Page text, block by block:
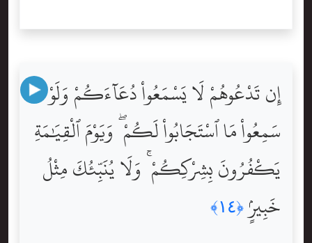
إِن تَدْعُوهُمْ لَا يَسْمَعُواْ دُعَآءَكُمْ وَلَوْ
سَمِعُواْ مَا ٱسْتَجَابُواْ لَكُمْ ۖ وَيَوْمَ ٱلْقِيَٰمَةِ
يَكْفُرُونَ بِشِرْكِكُمْ ۚ وَلَا يُنَبِّئُكَ مِثْلُ
خَبِيرٍۢ﴿١٤﴾